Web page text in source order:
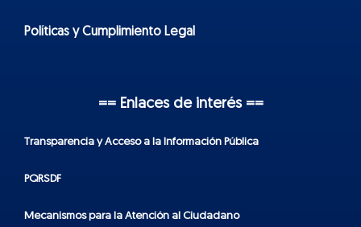
Políticas y Cumplimiento Legal
== Enlaces de interés ==
Transparencia y Acceso a la Información Pública
PQRSDF
Mecanismos para la Atención al Ciudadano